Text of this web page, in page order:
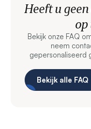
Heeft u
op
Bekijk onze FAQ
neem
gepersonaliseerd
Bekijk alle FAQ